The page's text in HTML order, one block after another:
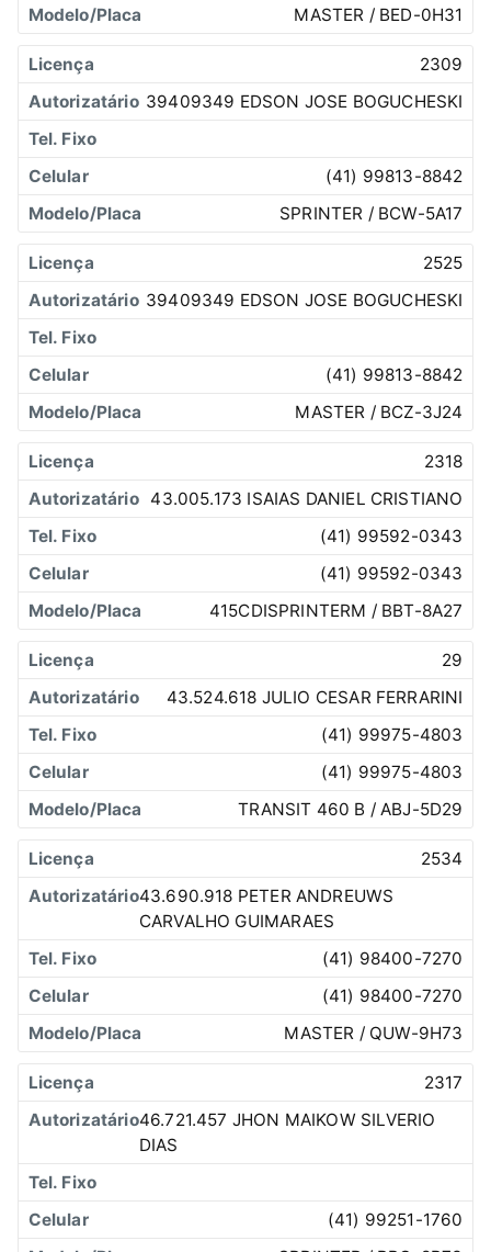
MASTER / BED-0H31
2309
39409349 EDSON JOSE BOGUCHESKI
(41) 99813-8842
SPRINTER / BCW-5A17
2525
39409349 EDSON JOSE BOGUCHESKI
(41) 99813-8842
MASTER / BCZ-3J24
2318
43.005.173 ISAIAS DANIEL CRISTIANO
(41) 99592-0343
(41) 99592-0343
415CDISPRINTERM / BBT-8A27
29
43.524.618 JULIO CESAR FERRARINI
(41) 99975-4803
(41) 99975-4803
TRANSIT 460 B / ABJ-5D29
2534
43.690.918 PETER ANDREUWS
CARVALHO GUIMARAES
(41) 98400-7270
(41) 98400-7270
MASTER / QUW-9H73
2317
46.721.457 JHON MAIKOW SILVERIO
DIAS
(41) 99251-1760